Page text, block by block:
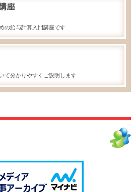
の給与計算入門講座です
て分かりやすくご説明します